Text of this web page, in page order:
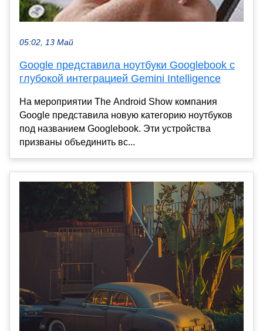
05:02, 13 Май
Google представила ноутбуки Googlebook с
глубокой интеграцией Gemini Intelligence
На мероприятии The Android Show компания
Google представила новую категорию ноутбуков
под названием Googlebook. Эти устройства
призваны объединить вс...